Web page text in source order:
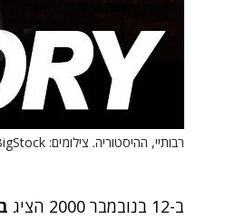
רבותיי, ההיסטוריה. צילומים: BigStock
ב-12 בנובמבר 2000 הציג